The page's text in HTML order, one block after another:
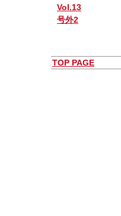
Vol.13
号外2
TOP PAGE